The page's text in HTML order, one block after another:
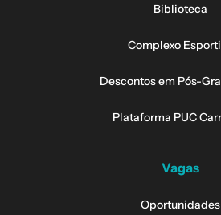
Biblioteca
Complexo
Descontos em Pós-
Plataforma PUC
Vagas
Oportunidades